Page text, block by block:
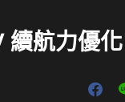
航力優化